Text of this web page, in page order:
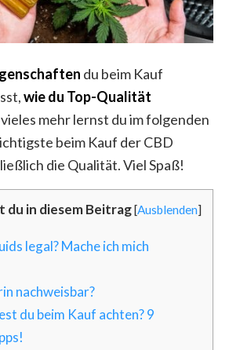
du beim Kauf
wie du Top-Qualität
mehr lernst du im folgenden
beim Kauf der CBD
die Qualität. Viel Spaß!
du in diesem Beitrag[Ausblenden]
legal? Mache ich mich
nachweisbar?
du beim Kauf achten? 9